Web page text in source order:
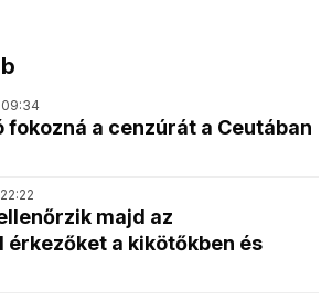
fokozná a cenzúrát a Ceutában
majd az
érkezőket a kikötőkben és